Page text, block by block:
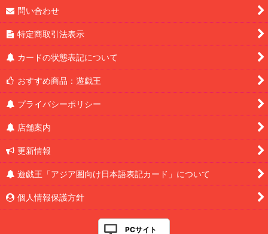
問い合わせ
特定商取引法表示
カードの状態表記について
おすすめ商品：遊戯王
プライバシーポリシー
店舗案内
更新情報
遊戯王「アジア圏向け日本語表記カード」について
個人情報保護方針
PCサイト